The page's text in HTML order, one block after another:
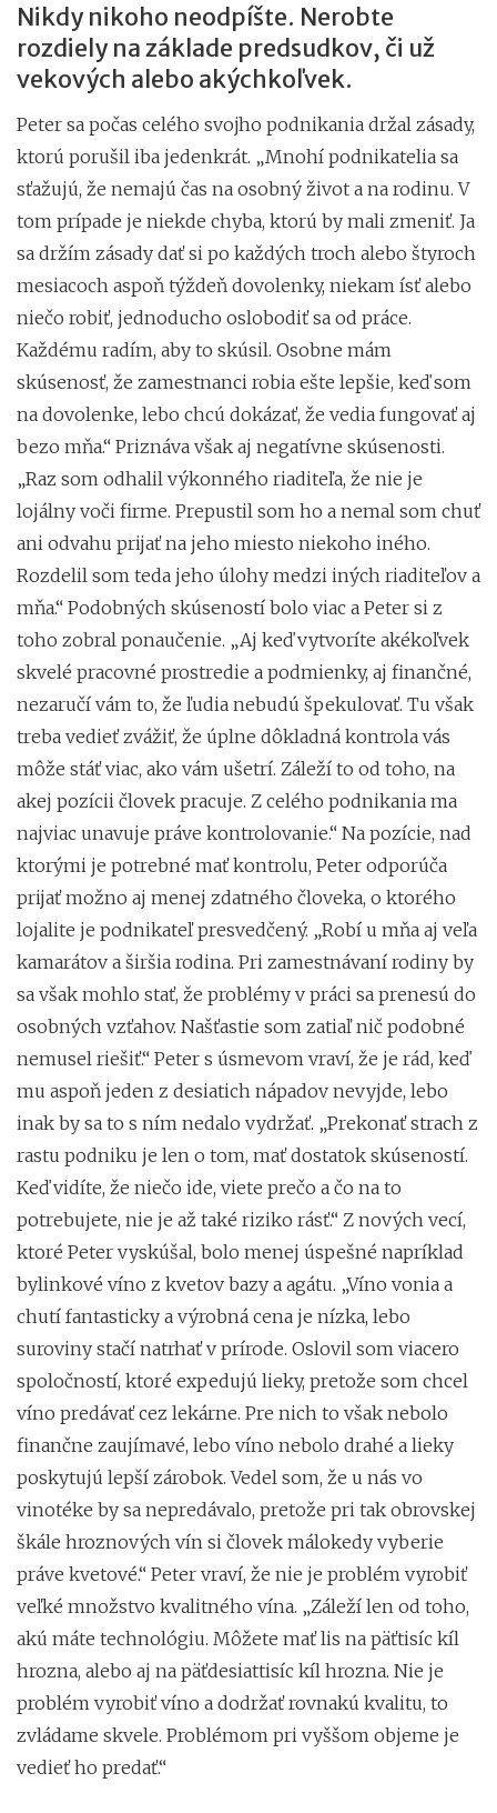
Nikdy nikoho neodpíšte. Nerobte
rozdiely na základe predsudkov, či už
vekových alebo akýchkoľvek.
Peter sa počas celého svojho podnikania držal zásady,
ktorú porušil iba jedenkrát. „Mnohí podnikatelia sa
sťažujú, že nemajú čas na osobný život a na rodinu. V
tom prípade je niekde chyba, ktorú by mali zmeniť. Ja
sa držím zásady dať si po každých troch alebo štyroch
mesiacoch aspoň týždeň dovolenky, niekam ísť alebo
niečo robiť, jednoducho oslobodiť sa od práce.
Každému radím, aby to skúsil. Osobne mám
skúsenosť, že zamestnanci robia ešte lepšie, keď som
na dovolenke, lebo chcú dokázať, že vedia fungovať aj
bezo mňa.“ Priznáva však aj negatívne skúsenosti.
„Raz som odhalil výkonného riaditeľa, že nie je
lojálny voči firme. Prepustil som ho a nemal som chuť
ani odvahu prijať na jeho miesto niekoho iného.
Rozdelil som teda jeho úlohy medzi iných riaditeľov a
mňa.“ Podobných skúseností bolo viac a Peter si z
toho zobral ponaučenie. „Aj keď vytvoríte akékoľvek
skvelé pracovné prostredie a podmienky, aj finančné,
nezaručí vám to, že ľudia nebudú špekulovať. Tu však
treba vedieť zvážiť, že úplne dôkladná kontrola vás
môže stáť viac, ako vám ušetrí. Záleží to od toho, na
akej pozícii človek pracuje. Z celého podnikania ma
najviac unavuje práve kontrolovanie.“ Na pozície, nad
ktorými je potrebné mať kontrolu, Peter odporúča
prijať možno aj menej zdatného človeka, o ktorého
lojalite je podnikateľ presvedčený. „Robí u mňa aj veľa
kamarátov a širšia rodina. Pri zamestnávaní rodiny by
sa však mohlo stať, že problémy v práci sa prenesú do
osobných vzťahov. Našťastie som zatiaľ nič podobné
nemusel riešiť.“ Peter s úsmevom vraví, že je rád, keď
mu aspoň jeden z desiatich nápadov nevyjde, lebo
inak by sa to s ním nedalo vydržať. „Prekonať strach z
rastu podniku je len o tom, mať dostatok skúseností.
Keď vidíte, že niečo ide, viete prečo a čo na to
potrebujete, nie je až také riziko rásť.“ Z nových vecí,
ktoré Peter vyskúšal, bolo menej úspešné napríklad
bylinkové víno z kvetov bazy a agátu. „Víno vonia a
chutí fantasticky a výrobná cena je nízka, lebo
suroviny stačí natrhať v prírode. Oslovil som viacero
spoločností, ktoré expedujú lieky, pretože som chcel
víno predávať cez lekárne. Pre nich to však nebolo
finančne zaujímavé, lebo víno nebolo drahé a lieky
poskytujú lepší zárobok. Vedel som, že u nás vo
vinotéke by sa nepredávalo, pretože pri tak obrovskej
škále hroznových vín si človek málokedy vyberie
práve kvetové.“ Peter vraví, že nie je problém vyrobiť
veľké množstvo kvalitného vína. „Záleží len od toho,
akú máte technológiu. Môžete mať lis na päťtisíc kíl
hrozna, alebo aj na päťdesiattisíc kíl hrozna. Nie je
problém vyrobiť víno a dodržať rovnakú kvalitu, to
zvládame skvele. Problémom pri vyššom objeme je
vedieť ho predať.“